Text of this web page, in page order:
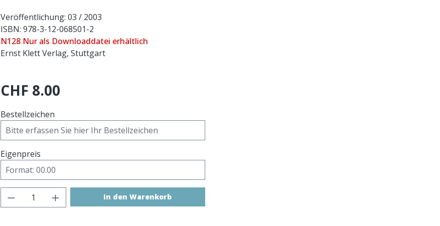
Veröffentlichung: 03 / 2003
ISBN: 978-3-12-068501-2
N128 Nur als Downloaddatei erhältlich
Ernst Klett Verlag, Stuttgart
CHF 8.00
Bestellzeichen
Eigenpreis
Produkt Anzahl: Gib den gewünschten Wert ein oder benutze die
In den Warenkorb